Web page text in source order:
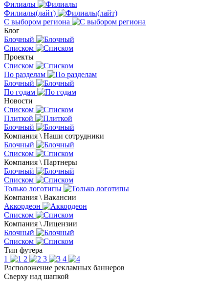
Филиалы
Филиалы(лайт)
С выбором региона
Блог
Блочный
Списком
Проекты
Списком
По разделам
Блочный
По годам
Новости
Списком
Плиткой
Блочный
Компания \ Наши сотрудники
Блочный
Списком
Компания \ Партнеры
Блочный
Списком
Только логотипы
Компания \ Вакансии
Аккордеон
Списком
Компания \ Лицензии
Блочный
Списком
Тип футера
1
2 3
4
Расположение рекламных баннеров
Сверху над шапкой